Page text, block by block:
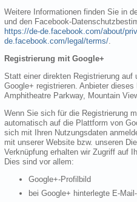
Weitere Informationen finden Sie in
und den Facebook-
https://de-de.facebook.com/about/
de.facebook.com/legal/terms/.
Registrierung mit Google+
Statt einer direkten Registrierung
Google+ registrieren. Anbieter
Amphitheatre Parkway, Mountain
Wenn Sie sich für die Registrierung
automatisch auf die Plattform von
sich mit Ihren Nutzungsdaten
mit unserer Website bzw. unseren
Verknüpfung erhalten wir Zugriff auf
Dies sind vor allem:
Google+-Profilbild
bei Google+ hinterlegte E-